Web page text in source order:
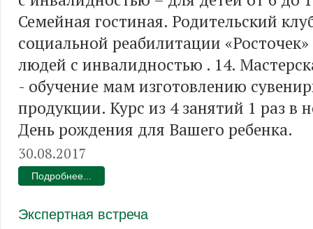
Семейная гостиная. Родительский
социальной реабилитации
людей с инвалидностью . 14.
- обучение мам изготовлению
продукции. Курс из 4 занятий 1 раз в
День рождения для Вашего ребенка.
30.08.2017
Подробнее...
Экспертная встреча